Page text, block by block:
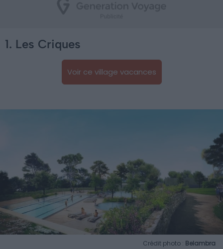
1. Les Criques
Voir ce village vacances
Crédit photo : Belambra